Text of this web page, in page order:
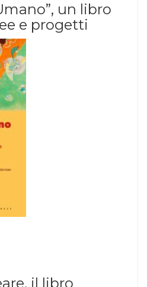
un libro
e progetti
il libro